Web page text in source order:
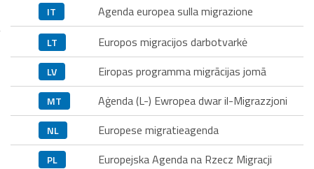
IT Agenda europea sulla migrazione
LT Europos migracijos darbotvarkė
LV Eiropas programma migrācijas jomā
MT Aġenda (L-) Ewropea dwar il-Migrazzjoni
NL Europese migratieagenda
PL Europejska Agenda na Rzecz Migracji